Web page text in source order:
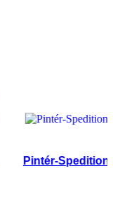
Pintér-Spedition